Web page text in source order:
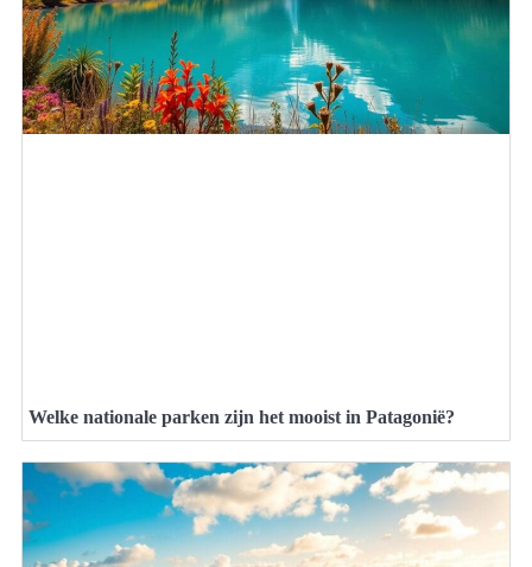
Welke nationale parken zijn het mooist in Patagonië?